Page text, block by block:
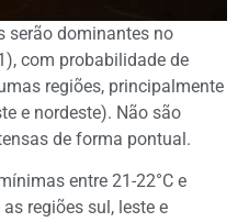
serão dominantes no
com probabilidade de
regiões, principalmente
e nordeste). Não são
de forma pontual.
entre 21-22°C e
regiões sul, leste e